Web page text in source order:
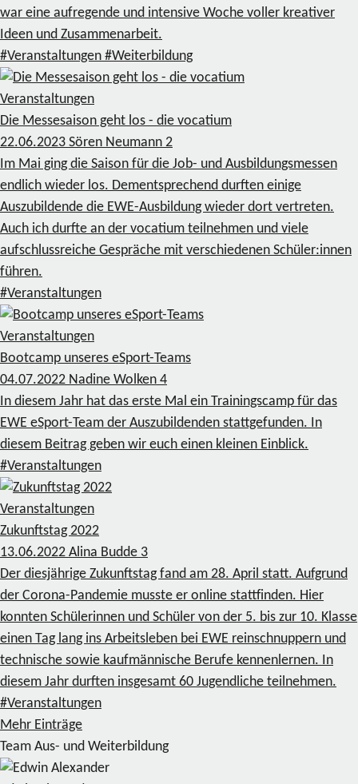
war eine aufregende und intensive Woche voller kreativer
Ideen und Zusammenarbeit.
#Veranstaltungen #Weiterbildung
Veranstaltungen
Die Messesaison geht los - die vocatium
22.06.2023 Sören Neumann 2
Im Mai ging die Saison für die Job- und Ausbildungsmessen
endlich wieder los. Dementsprechend durften einige
Auszubildende die EWE-Ausbildung wieder dort vertreten.
Auch ich durfte an der vocatium teilnehmen und viele
aufschlussreiche Gespräche mit verschiedenen Schüler:innen
führen.
#Veranstaltungen
Veranstaltungen
Bootcamp unseres eSport-Teams
04.07.2022 Nadine Wolken 4
In diesem Jahr hat das erste Mal ein Trainingscamp für das
EWE eSport-Team der Auszubildenden stattgefunden. In
diesem Beitrag geben wir euch einen kleinen Einblick.
#Veranstaltungen
Veranstaltungen
Zukunftstag 2022
13.06.2022 Alina Budde 3
Der diesjährige Zukunftstag fand am 28. April statt. Aufgrund
der Corona-Pandemie musste er online stattfinden. Hier
konnten Schülerinnen und Schüler von der 5. bis zur 10. Klasse
einen Tag lang ins Arbeitsleben bei EWE reinschnuppern und
technische sowie kaufmännische Berufe kennenlernen. In
diesem Jahr durften insgesamt 60 Jugendliche teilnehmen.
#Veranstaltungen
Mehr Einträge
Team Aus- und Weiterbildung